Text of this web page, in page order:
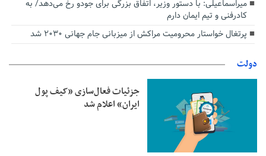
میراسماعیلی: با دستور وزیر، اتفاق بزرگی برای جودو رخ می‌دهد/ به
کادرفنی و تیم ایمان دارم
پرتغال خواستار محرومیت مراکش از میزبانی جام جهانی ۲۰۳۰ شد
دولت
جزئیات فعال‌سازی «کیف پول
ایران» اعلام شد